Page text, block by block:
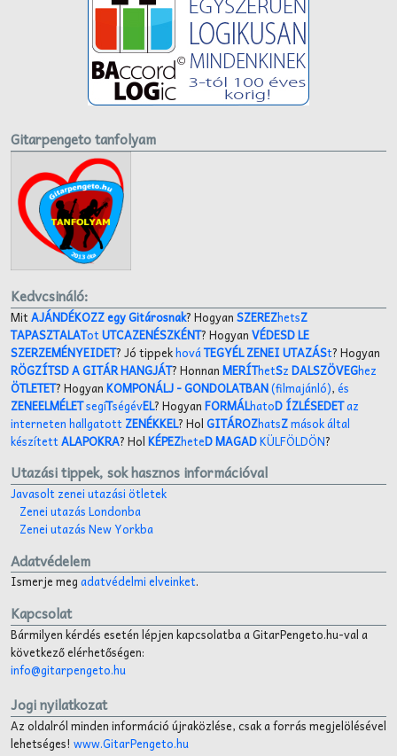
Gitarpengeto tanfolyam
Kedvcsináló:
MitAJÁNDÉKOZZ egy Gitárosnak? HogyanSZEREZhetsZ
TAPASZTALATotUTCAZENÉSZKÉNT? HogyanVÉDESD LE
SZERZEMÉNYEIDET? Jó tippekhováTEGYÉL ZENEI UTAZÁSt? Hogyan
RÖGZÍTSD A GITÁR HANGJÁT? HonnanMERÍThetSzDALSZÖVEGhez
ÖTLETET? HogyanKOMPONÁLJ- GONDOLATBAN(filmajánló),és
ZENEELMÉLETsegíTségévEL? HogyanFORMÁLhatoD ÍZLÉSEDETaz
interneten hallgatott ZENÉKKEL? HolGITÁROZhatsZmások által
készítettALAPOKRA? HolKÉPEZheteD MAGADKÜLFÖLDÖN?
Utazási tippek, sok hasznos információval
Javasolt zenei utazási ötletek
Zenei utazás Londonba
Zenei utazás New Yorkba
Adatvédelem
Ismerje megadatvédelmi elveinket.
Kapcsolat
Bármilyen kérdés esetén lépjen kapcsolatba a GitarPengeto.hu-val a
következő elérhetőségen:
info@gitarpengeto.hu
Jogi nyilatkozat
Az oldalról minden információ újraközlése, csak a forrás megjelölésével
lehetséges! www.GitarPengeto.hu